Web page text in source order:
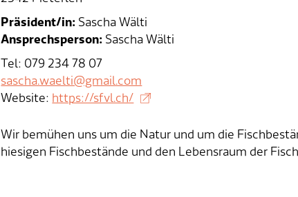
Präsident/in: Sascha Wälti
Ansprechsperson: Sascha Wälti
Tel: 079 234 78 07
sascha.waelti@gmail.com
Website:https://sfvl.ch/
Wir bemühen uns um die Natur und um die
hiesigen Fischbestände und den Lebensraum der